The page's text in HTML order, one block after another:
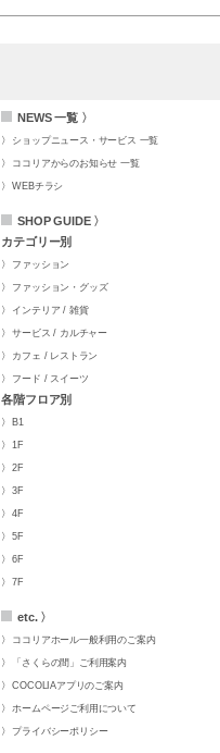
NEWS 一覧 〉
ショップニュース・サービス 一覧
ココリアからのお知らせ 一覧
WEBチラシ
SHOP GUIDE 〉
カテゴリー別
ファッション
ファッション・グッズ
インテリア / 雑貨
サービス / カルチャー
カフェ / レストラン
フード / スイーツ
各階フロア別
B1
1F
2F
3F
4F
5F
6F
7F
etc. 〉
ココリアホール一般利用のご案内
「さくらの間」ご利用案内
COCOLIAアプリのご案内
ホームページご利用について
プライバシーポリシー